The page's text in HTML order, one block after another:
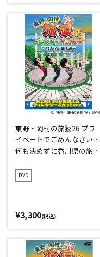
東野・岡村の旅猿26 プラ
イベートでごめんなさい…
何も決めずに香川県の旅
DVD
¥3,300(税込)